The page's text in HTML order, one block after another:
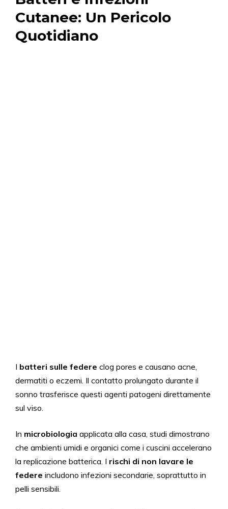
Cutanee: Un Pericolo
Quotidiano
I batteri sulle federe clog pores e causano acne,
dermatiti o eczemi. Il contatto prolungato durante il
sonno trasferisce questi agenti patogeni direttamente
sul viso.
In microbiologia applicata alla casa, studi dimostrano
che ambienti umidi e organici come i cuscini accelerano
la replicazione batterica. I rischi di non lavare le
federe includono infezioni secondarie, soprattutto in
pelli sensibili.